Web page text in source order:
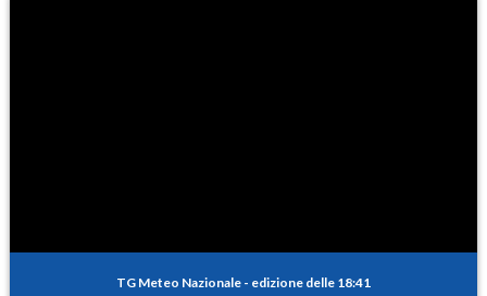
TG Meteo Nazionale - edizione delle 18:41